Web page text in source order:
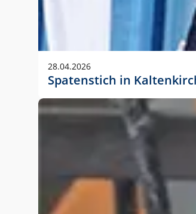
Anwendungsgröße im Layout:
28.04.2026
Spatenstich in